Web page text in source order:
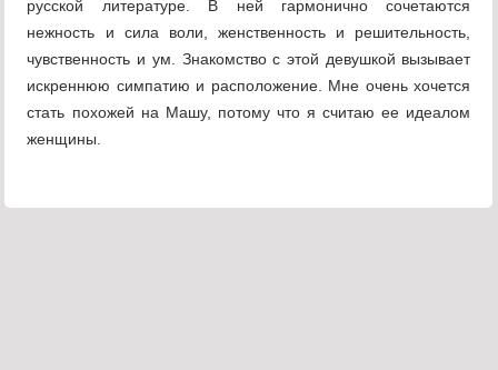
русской литературе. В ней гармонично сочетаются
нежность и сила воли, женственность и решительность,
чувственность и ум. Знакомство с этой девушкой вызывает
искреннюю симпатию и расположение. Мне очень хочется
стать похожей на Машу, потому что я считаю ее идеалом
женщины.